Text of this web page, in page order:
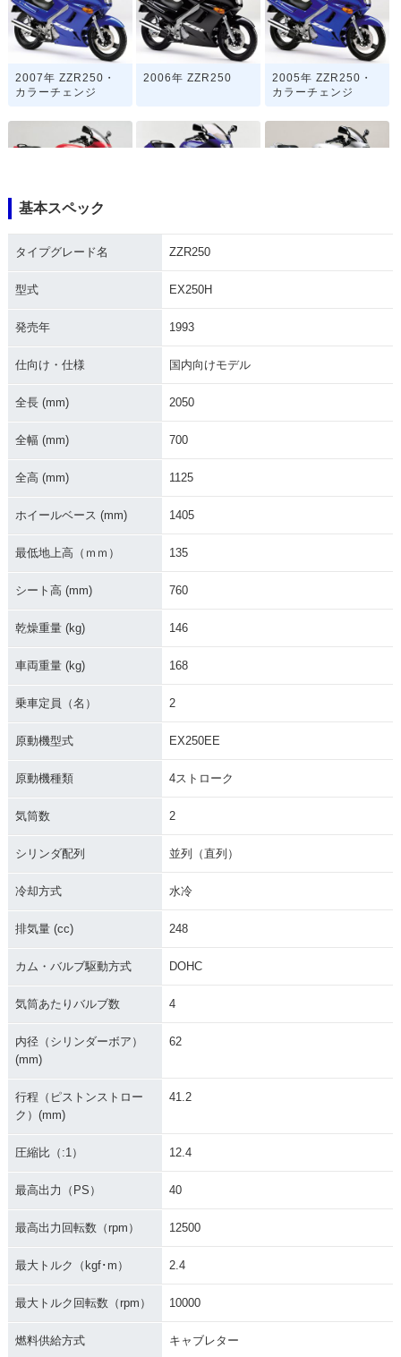
2007年 ZZR250・
カラーチェンジ
2006年 ZZR250
2005年 ZZR250・
カラーチェンジ
1996年 ZZR250 1995年 ZZR250
1993年 ZZR250 1992年 ZZR250
新登場
基本スペック
タイプグレード名 ZZR250
型式 EX250H
発売年 1993
仕向け・仕様 国内向けモデル
全長 (mm) 2050
全幅 (mm) 700
全高 (mm) 1125
ホイールベース (mm) 1405
最低地上高（ｍｍ） 135
シート高 (mm) 760
乾燥重量 (kg) 146
車両重量 (kg) 168
乗車定員（名） 2
原動機型式 EX250EE
原動機種類 4ストローク
気筒数 2
シリンダ配列 並列（直列）
冷却方式 水冷
排気量 (cc) 248
カム・バルブ駆動方式 DOHC
気筒あたりバルブ数 4
内径（シリンダーボア）
(mm)
62
行程（ピストンストロー
ク）(mm)
41.2
圧縮比（:1） 12.4
最高出力（PS） 40
最高出力回転数（rpm） 12500
最大トルク（kgf･m） 2.4
最大トルク回転数（rpm） 10000
燃料供給方式 キャブレター